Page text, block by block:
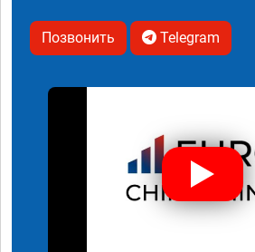
Позвонить Telegram